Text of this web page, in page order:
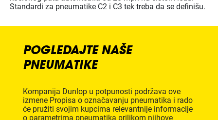
Standardi za pneumatike C2 i C3 tek treba da se definišu.
POGLEDAJTE NAŠE
PNEUMATIKE
Kompanija Dunlop u potpunosti podržava ove
izmene Propisa o označavanju pneumatika i rado
će pružiti svojim kupcima relevantnije informacije
o parametrima pneumatika prilikom njihove